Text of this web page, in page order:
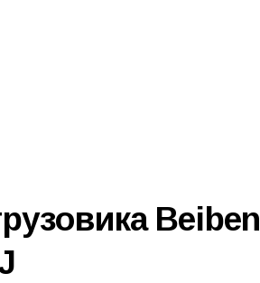
Beiben